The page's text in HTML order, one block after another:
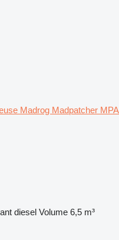
Madrog Madpatcher MPA
diesel Volume 6,5 m³